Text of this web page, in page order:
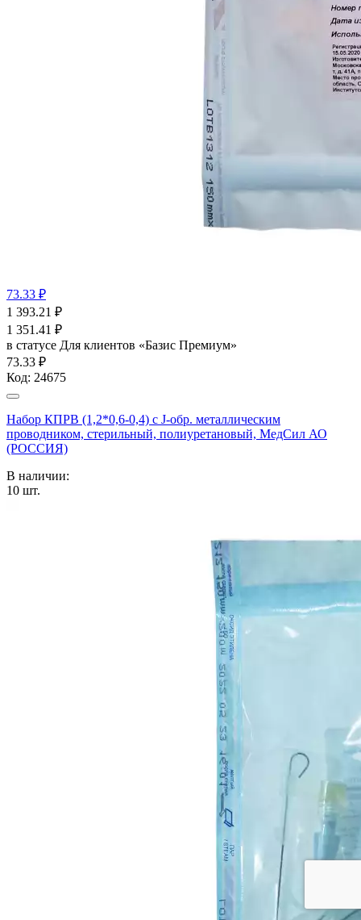
73.33 ₽
1 393.21 ₽
1 351.41 ₽
в статусе Для клиентов «Базис Премиум»
73.33 ₽
Код: 24675
Набор КПРВ (1,2*0,6-0,4) с J-обр. металлическим
проводником, стерильный, полиуретановый, МедСил АО
(РОССИЯ)
В наличии:
10 шт.